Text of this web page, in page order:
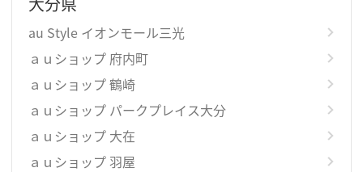
au Style イオンモール三光
ａｕショップ 府内町
ａｕショップ 鶴崎
ａｕショップ パークプレイス大分
ａｕショップ 大在
ａｕショップ 羽屋